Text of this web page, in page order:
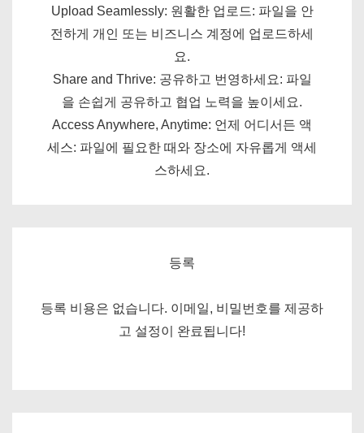
Upload Seamlessly: 원활한 업로드: 파일을 안
전하게 개인 또는 비즈니스 계정에 업로드하세
요.
Share and Thrive: 공유하고 번영하세요: 파일
을 손쉽게 공유하고 협업 노력을 높이세요.
Access Anywhere, Anytime: 언제 어디서든 액
세스: 파일에 필요한 때와 장소에 자유롭게 액세
스하세요.
등록
등록 비용은 없습니다. 이메일, 비밀번호를 제공하
고 설정이 완료됩니다!